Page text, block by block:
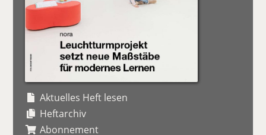
Aktuelles Heft lesen
Heftarchiv
Abonnement